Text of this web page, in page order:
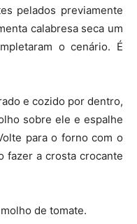
pelados previamente
calabresa seca um
o cenário. É
e cozido por dentro,
sobre ele e espalhe
para o forno com o
fazer a crosta crocante
de tomate.